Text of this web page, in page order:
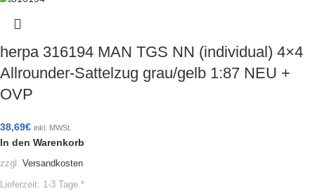
herpa 316194 MAN TGS NN (individual) 4×4
Allrounder-Sattelzug grau/gelb 1:87 NEU +
OVP
38,69€ inkl. MWSt.
In den Warenkorb
zzgl. Versandkosten
Lieferzeit: 1-3 Tage *